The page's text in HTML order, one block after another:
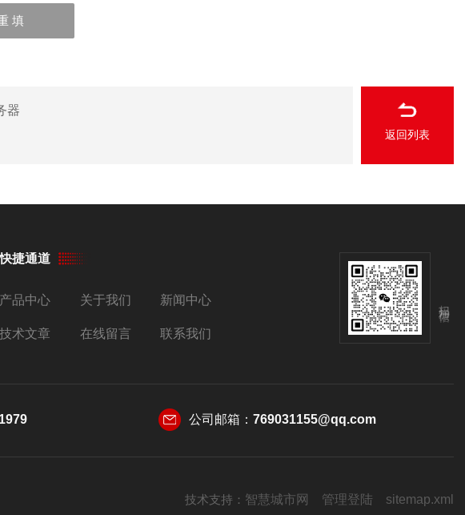
器
返回列表
快捷通道
产品中心 关于我们 新闻中心
技术文章 在线留言 联系我们
公司邮箱： 769031155@qq.com
技术支持： 智慧城市网 管理登陆 sitemap.xml